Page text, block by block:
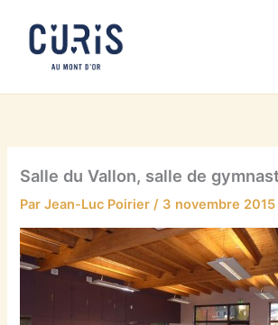
contenu
Salle du Vallon, salle de
ParJean-Luc Poirier/ 3 novembre 2015